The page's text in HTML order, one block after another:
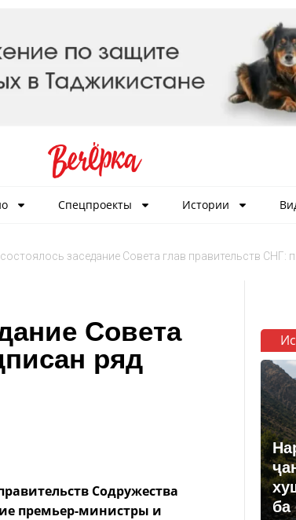
Спецпроекты Истории
заседание Совета глав правительств СНГ:
Совета
ряд
Содружества
премьер-министры и
ба